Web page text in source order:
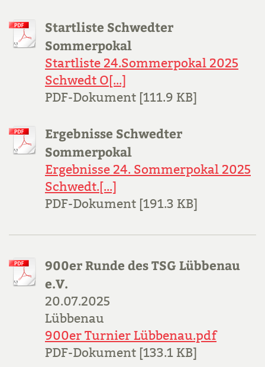
Startliste Schwedter
Sommerpokal
Startliste 24.Sommerpokal 2025
Schwedt O[...]
PDF-Dokument [111.9 KB]
Ergebnisse Schwedter
Sommerpokal
Ergebnisse 24. Sommerpokal 2025
Schwedt.[...]
PDF-Dokument [191.3 KB]
900er Runde des TSG Lübbenau
e.V.
20.07.2025
Lübbenau
900er Turnier Lübbenau.pdf
PDF-Dokument [133.1 KB]